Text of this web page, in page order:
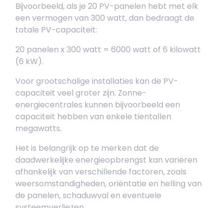
Bijvoorbeeld, als je 20 PV-panelen hebt met elk
een vermogen van 300 watt, dan bedraagt de
totale PV-capaciteit:
20 panelen x 300 watt = 6000 watt of 6 kilowatt
(6 kW).
Voor grootschalige installaties kan de PV-
capaciteit veel groter zijn. Zonne-
energiecentrales kunnen bijvoorbeeld een
capaciteit hebben van enkele tientallen
megawatts.
Het is belangrijk op te merken dat de
daadwerkelijke energieopbrengst kan variëren
afhankelijk van verschillende factoren, zoals
weersomstandigheden, oriëntatie en helling van
de panelen, schaduwval en eventuele